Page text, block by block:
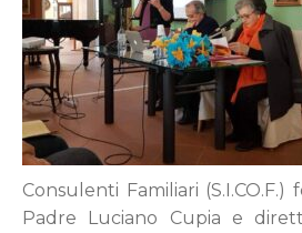
Consulenti Familiari
Padre Luciano Cupia e